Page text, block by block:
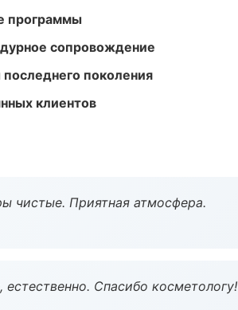
программы
сопровождение
поколения
клиентов
чистые. Приятная атмосфера.
Спасибо косметологу!